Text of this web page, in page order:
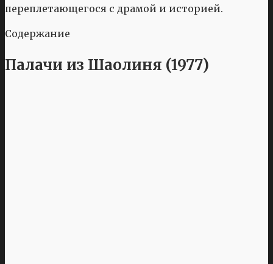
переплетающегося с драмой и историей.
Содержание
Палачи из Шаолиня (1977)